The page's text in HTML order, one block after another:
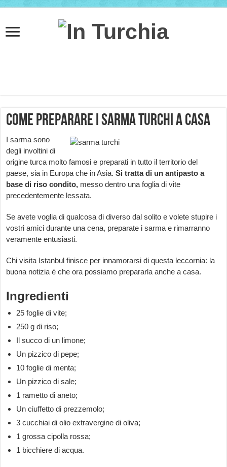
Come preparare i Sarma turchi a casa
I sarma sono
degli involtini di
origine turca molto famosi e preparati in tutto il territorio del
paese, sia in Europa che in Asia. Si tratta di un antipasto a
base di riso condito, messo dentro una foglia di vite
precedentemente lessata.
Se avete voglia di qualcosa di diverso dal solito e volete stupire i
vostri amici durante una cena, preparate i sarma e rimarranno
veramente entusiasti.
Chi visita Istanbul finisce per innamorarsi di questa leccornia: la
buona notizia è che ora possiamo prepararla anche a casa.
Ingredienti
25 foglie di vite;
250 g di riso;
Il succo di un limone;
Un pizzico di pepe;
10 foglie di menta;
Un pizzico di sale;
1 rametto di aneto;
Un ciuffetto di prezzemolo;
3 cucchiai di olio extravergine di oliva;
1 grossa cipolla rossa;
1 bicchiere di acqua.